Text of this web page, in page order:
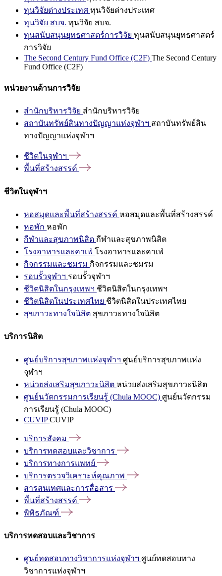
ทุนวิจัยต่างประเทศ ทุนวิจัยต่างประเทศ
ทุนวิจัย สบจ. ทุนวิจัย สบจ.
ทุนสนับสนุนยุทธศาสตร์การวิจัย ทุนสนับสนุนยุทธศาสตร์
การวิจัย
The Second Century Fund Office (C2F) The Second Century
Fund Office (C2F)
หน่วยงานด้านการวิจัย
สำนักบริหารวิจัย สำนักบริหารวิจัย
สถาบันทรัพย์สินทางปัญญาแห่งจุฬาฯ สถาบันทรัพย์สิน
ทางปัญญาแห่งจุฬาฯ
ชีวิตในจุฬาฯ
พื้นที่สร้างสรรค์
ชีวิตในจุฬาฯ
หอสมุดและพื้นที่สร้างสรรค์ หอสมุดและพื้นที่สร้างสรรค์
หอพัก หอพัก
กีฬาและสุขภาพนิสิต กีฬาและสุขภาพนิสิต
โรงอาหารและคาเฟ่ โรงอาหารและคาเฟ่
กิจกรรมและชมรม กิจกรรมและชมรม
รอบรั้วจุฬาฯ รอบรั้วจุฬาฯ
ชีวิตนิสิตในกรุงเทพฯ ชีวิตนิสิตในกรุงเทพฯ
ชีวิตนิสิตในประเทศไทย ชีวิตนิสิตในประเทศไทย
สุขภาวะทางใจนิสิต สุขภาวะทางใจนิสิต
บริการนิสิต
ศูนย์บริการสุขภาพแห่งจุฬาฯ ศูนย์บริการสุขภาพแห่ง
จุฬาฯ
หน่วยส่งเสริมสุขภาวะนิสิต หน่วยส่งเสริมสุขภาวะนิสิต
ศูนย์นวัตกรรมการเรียนรู้ (Chula MOOC) ศูนย์นวัตกรรม
การเรียนรู้ (Chula MOOC)
CUVIPCUVIP
บริการสังคม
บริการทดสอบและวิชาการ
บริการทางการแพทย์
บริการตรวจวิเคราะห์คุณภาพ
สารสนเทศและการสื่อสาร
พื้นที่สร้างสรรค์
พิพิธภัณฑ์
บริการทดสอบและวิชาการ
ศูนย์ทดสอบทางวิชาการแห่งจุฬาฯ ศูนย์ทดสอบทาง
วิชาการแห่งจุฬาฯ